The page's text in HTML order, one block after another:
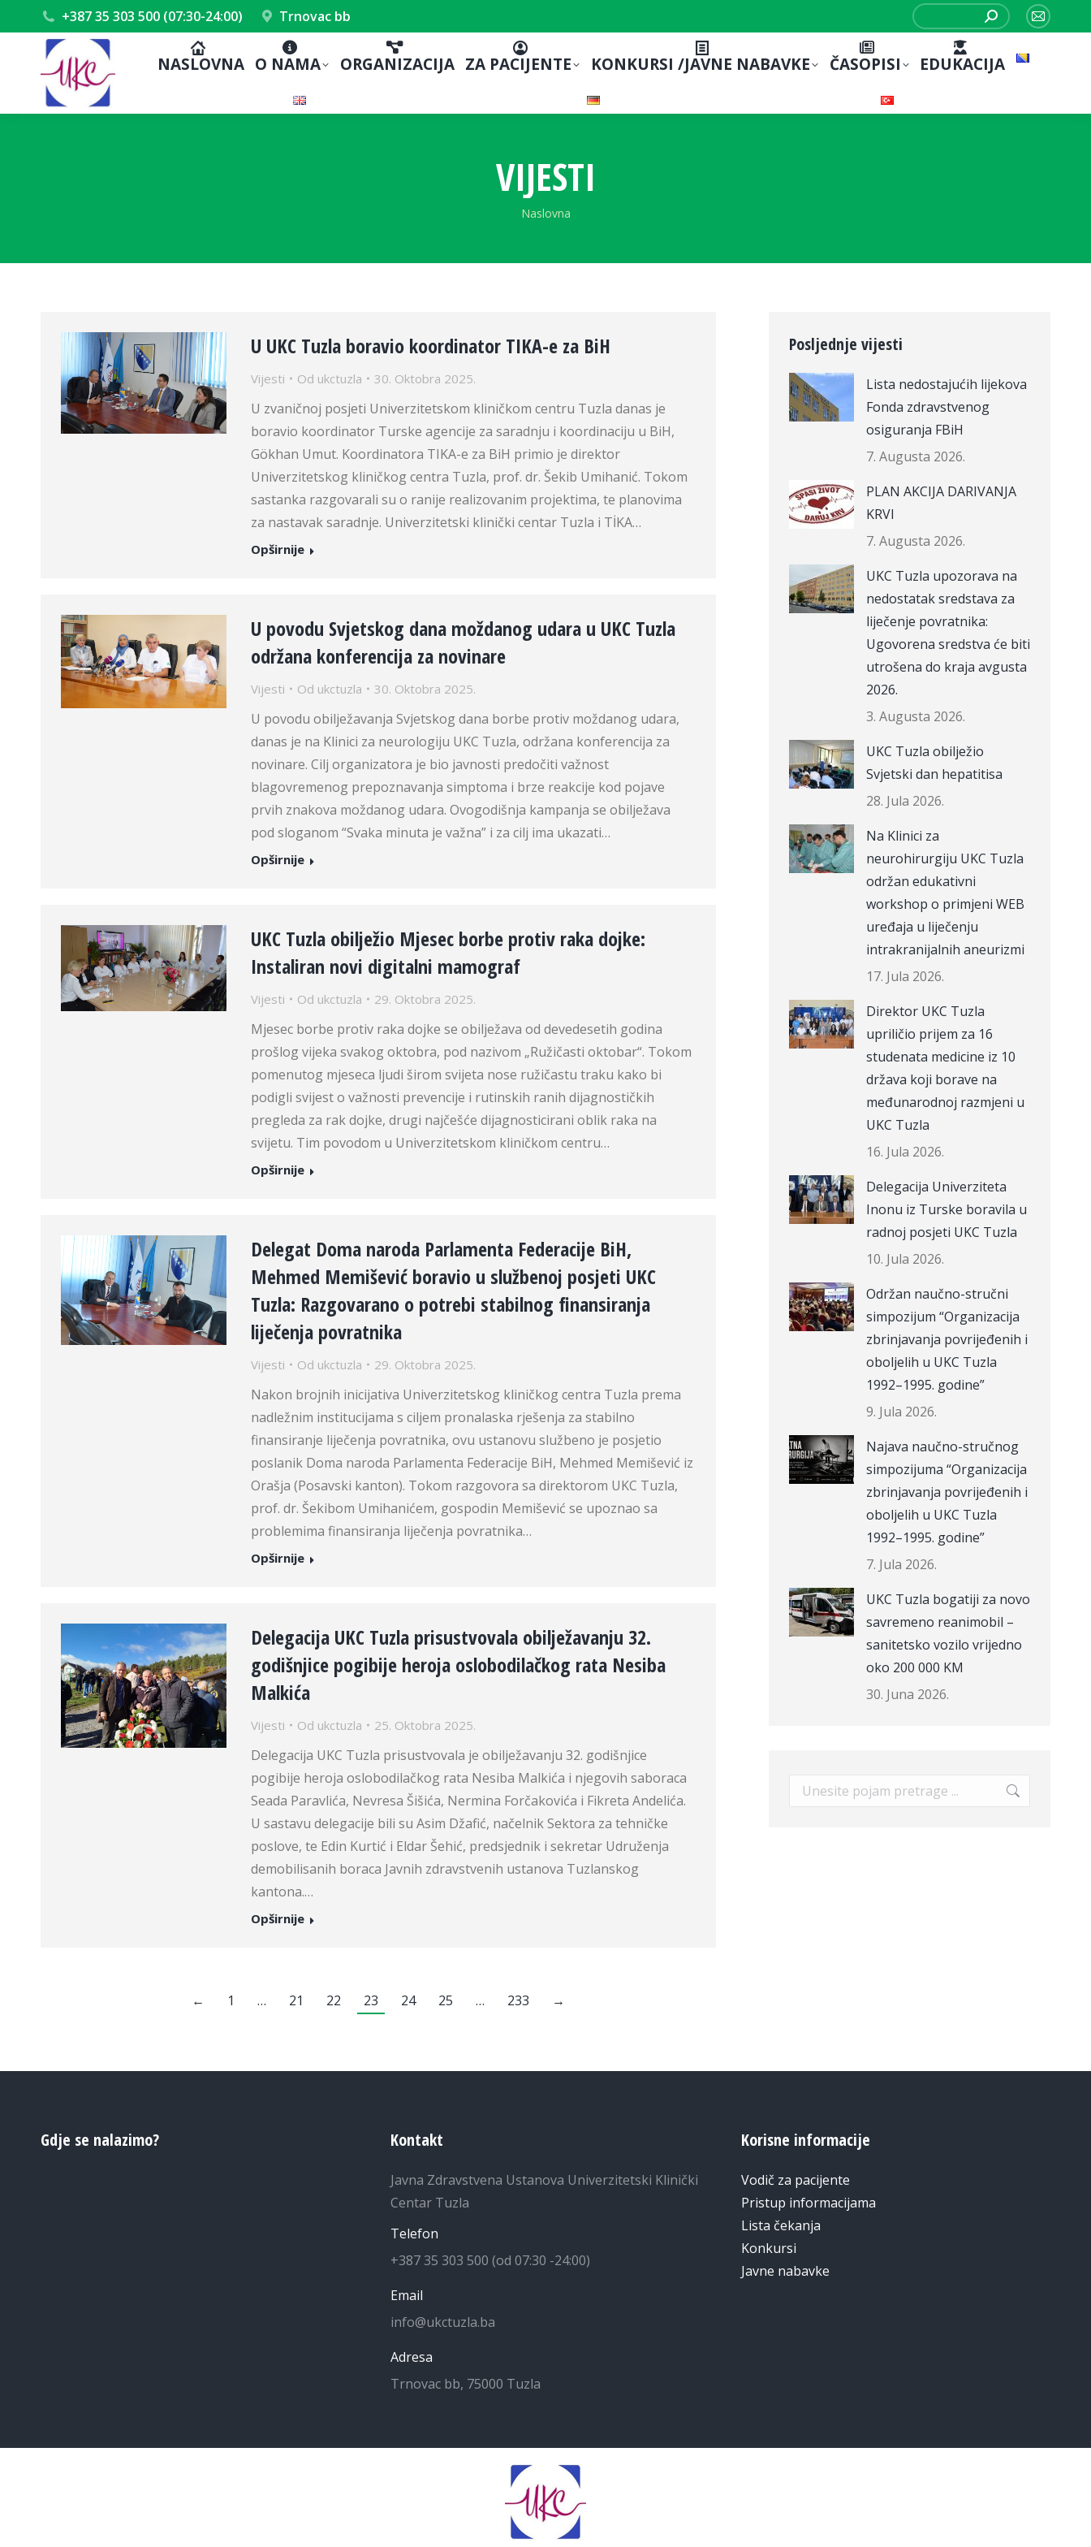
+387 35 303 500 (07:30-24:00) Trnovac bb
Search:
Mail
NASLOVNA O NAMA ORGANIZACIJA ZA PACIJENTE KONKURSI /JAVNE NABAVKE ČASOPISI EDUKACIJA
VIJESTI
You are here:
Naslovna
U UKC Tuzla boravio koordinator TIKA-e za BiH
Vijesti Od ukctuzla 30. Oktobra 2025.
U zvaničnoj posjeti Univerzitetskom kliničkom centru Tuzla danas je
boravio koordinator Turske agencije za saradnju i koordinaciju u BiH,
Gökhan Umut. Koordinatora TIKA-e za BiH primio je direktor
Univerzitetskog kliničkog centra Tuzla, prof. dr. Šekib Umihanić. Tokom
sastanka razgovarali su o ranije realizovanim projektima, te planovima
za nastavak saradnje. Univerzitetski klinički centar Tuzla i TİKA…
Opširnije
U povodu Svjetskog dana moždanog udara u UKC Tuzla
održana konferencija za novinare
Vijesti Od ukctuzla 30. Oktobra 2025.
U povodu obilježavanja Svjetskog dana borbe protiv moždanog udara,
danas je na Klinici za neurologiju UKC Tuzla, održana konferencija za
novinare. Cilj organizatora je bio javnosti predočiti važnost
blagovremenog prepoznavanja simptoma i brze reakcije kod pojave
prvih znakova moždanog udara. Ovogodišnja kampanja se obilježava
pod sloganom “Svaka minuta je važna” i za cilj ima ukazati…
Opširnije
UKC Tuzla obilježio Mjesec borbe protiv raka dojke:
Instaliran novi digitalni mamograf
Vijesti Od ukctuzla 29. Oktobra 2025.
Mjesec borbe protiv raka dojke se obilježava od devedesetih godina
prošlog vijeka svakog oktobra, pod nazivom „Ružičasti oktobar“. Tokom
pomenutog mjeseca ljudi širom svijeta nose ružičastu traku kako bi
podigli svijest o važnosti prevencije i rutinskih ranih dijagnostičkih
pregleda za rak dojke, drugi najčešće dijagnosticirani oblik raka na
svijetu. Tim povodom u Univerzitetskom kliničkom centru…
Opširnije
Delegat Doma naroda Parlamenta Federacije BiH,
Mehmed Memišević boravio u službenoj posjeti UKC
Tuzla: Razgovarano o potrebi stabilnog finansiranja
liječenja povratnika
Vijesti Od ukctuzla 29. Oktobra 2025.
Nakon brojnih inicijativa Univerzitetskog kliničkog centra Tuzla prema
nadležnim institucijama s ciljem pronalaska rješenja za stabilno
finansiranje liječenja povratnika, ovu ustanovu službeno je posjetio
poslanik Doma naroda Parlamenta Federacije BiH, Mehmed Memišević iz
Orašja (Posavski kanton). Tokom razgovora sa direktorom UKC Tuzla,
prof. dr. Šekibom Umihanićem, gospodin Memišević se upoznao sa
problemima finansiranja liječenja povratnika…
Opširnije
Delegacija UKC Tuzla prisustvovala obilježavanju 32.
godišnjice pogibije heroja oslobodilačkog rata Nesiba
Malkića
Vijesti Od ukctuzla 25. Oktobra 2025.
Delegacija UKC Tuzla prisustvovala je obilježavanju 32. godišnjice
pogibije heroja oslobodilačkog rata Nesiba Malkića i njegovih saboraca
Seada Paravlića, Nevresa Šišića, Nermina Forčakovića i Fikreta Andelića.
U sastavu delegacije bili su Asim Džafić, načelnik Sektora za tehničke
poslove, te Edin Kurtić i Eldar Šehić, predsjednik i sekretar Udruženja
demobilisanih boraca Javnih zdravstvenih ustanova Tuzlanskog
kantona.…
Opširnije
← 1 … 21 22 23 24 25 … 233 →
Posljednje vijesti
Lista nedostajućih lijekova
Fonda zdravstvenog
osiguranja FBiH
7. Augusta 2026.
PLAN AKCIJA DARIVANJA
KRVI
7. Augusta 2026.
UKC Tuzla upozorava na
nedostatak sredstava za
liječenje povratnika:
Ugovorena sredstva će biti
utrošena do kraja avgusta
2026.
3. Augusta 2026.
UKC Tuzla obilježio
Svjetski dan hepatitisa
28. Jula 2026.
Na Klinici za
neurohirurgiju UKC Tuzla
održan edukativni
workshop o primjeni WEB
uređaja u liječenju
intrakranijalnih aneurizmi
17. Jula 2026.
Direktor UKC Tuzla
upriličio prijem za 16
studenata medicine iz 10
država koji borave na
međunarodnoj razmjeni u
UKC Tuzla
16. Jula 2026.
Delegacija Univerziteta
Inonu iz Turske boravila u
radnoj posjeti UKC Tuzla
10. Jula 2026.
Održan naučno-stručni
simpozijum “Organizacija
zbrinjavanja povrijeđenih i
oboljelih u UKC Tuzla
1992–1995. godine”
9. Jula 2026.
Najava naučno-stručnog
simpozijuma “Organizacija
zbrinjavanja povrijeđenih i
oboljelih u UKC Tuzla
1992–1995. godine”
7. Jula 2026.
UKC Tuzla bogatiji za novo
savremeno reanimobil –
sanitetsko vozilo vrijedno
oko 200 000 KM
30. Juna 2026.
Search:
Gdje se nalazimo? Kontakt
Javna Zdravstvena Ustanova Univerzitetski Klinički
Centar Tuzla
Telefon
+387 35 303 500 (od 07:30 -24:00)
Email
info@ukctuzla.ba
Adresa
Trnovac bb, 75000 Tuzla
Korisne informacije
Vodič za pacijente
Pristup informacijama
Lista čekanja
Konkursi
Javne nabavke